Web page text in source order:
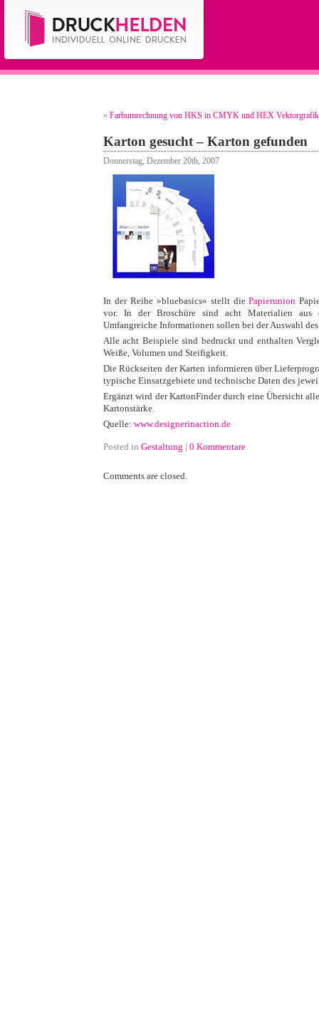
« Farbumrechnung von HKS in CMYK und HEX
Karton gesucht – Karton gefunden
Donnerstag, Dezember 20th, 2007
In der Reihe »bluebasics« stellt diePapierunion
vor. In der Broschüre sind acht Materialien aus
Umfangreiche Informationen sollen bei der Auswahl
Alle acht Beispiele sind bedruckt und enthalten
Weiße, Volumen und Steifigkeit.
Die Rückseiten der Karten informieren über
typische Einsatzgebiete und technische Daten des
Ergänzt wird der KartonFinder durch eine Übersicht
Kartonstärke.
Quelle: www.designerinaction.de
Posted in Gestaltung | 0 Kommentare
Comments are closed.